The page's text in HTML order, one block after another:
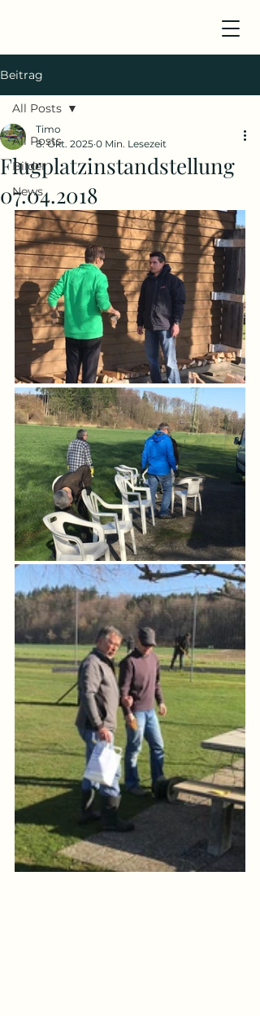
Beitrag
All Posts
Bilder
News
All Posts
Flugplatzinstandstellung
07.04.2018
Timo
8. Okt. 2025 0 Min. Lesezeit